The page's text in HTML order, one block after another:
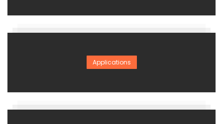
Applications